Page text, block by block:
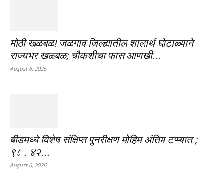
मोठी खळबळ! जळगाव जिल्ह्यातील शालार्थ घोटाळ्याने
राज्यभर खळबळ; चौकशीचा फास आणखी...
August 6, 2026
बीडमध्ये विशेष संक्षिप्त पुनरीक्षण मोहिम अंतिम टप्प्यात ;
९८ . ४२...
August 6, 2026